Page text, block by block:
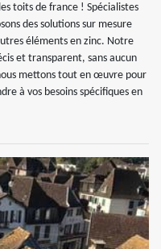
toits de france ! Spécialistes
des solutions sur mesure
éléments en zinc. Notre
et transparent, sans aucun
mettons tout en œuvre pour
à vos besoins spécifiques en